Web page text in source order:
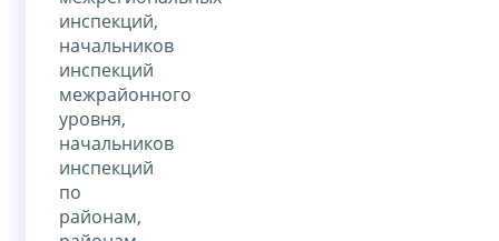
инспекций,
начальников
инспекций
межрайонного
уровня,
начальников
инспекций
по
районам,